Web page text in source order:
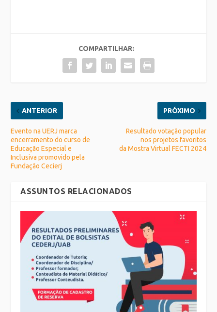
COMPARTILHAR:
ANTERIOR
Evento na UERJ marca
encerramento do curso de
Educação Especial e
Inclusiva promovido pela
Fundação Cecierj
PRÓXIMO
Resultado votação popular
nos projetos favoritos
da Mostra Virtual FECTI 2024
ASSUNTOS RELACIONADOS